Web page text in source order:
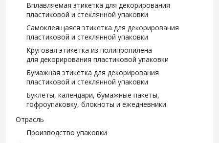
Вплавляемая этикетка для декорирования
пластиковой и стеклянной упаковки
Самоклеящаяся этикетка для декорирования
пластиковой и стеклянной упаковки
Круговая этикетка из полипропилена
для декорирования пластиковой упаковки
Бумажная этикетка для декорирования
пластиковой и стеклянной упаковки
Буклеты, календари, бумажные пакеты,
гофроупаковку, блокноты и ежедневники
Отрасль
Производство упаковки